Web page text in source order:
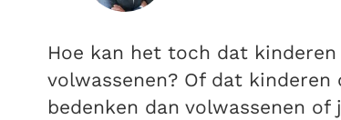
Hoe kan het toch dat
volwassenen? Of dat
bedenken dan volwassenen